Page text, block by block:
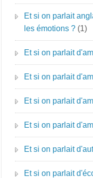
Et si on parlait
les émotions ? (1)
Et si on parlait
Et si on parlait
Et si on parlait
Et si on parlait
Et si on parlait
Et si on parlait